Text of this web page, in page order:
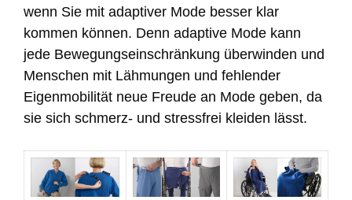
wenn Sie mit adaptiver Mode besser klar
kommen können. Denn adaptive Mode kann
jede Bewegungseinschränkung überwinden und
Menschen mit Lähmungen und fehlender
Eigenmobilität neue Freude an Mode geben, da
sie sich schmerz- und stressfrei kleiden lässt.